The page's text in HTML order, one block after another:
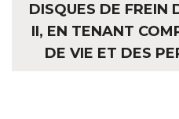
DISQUES DE FREIN
II, EN TENANT
DE VIE ET DES